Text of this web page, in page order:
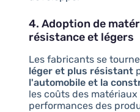
4. Adoption de
résistance et légers
Les fabricants se
léger et plus résistant
l'automobile et la
les coûts des
performances des